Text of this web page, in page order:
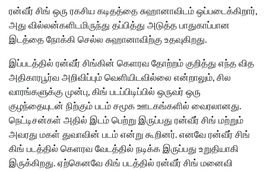
ரன்வீர் சிங் ஒரு ரகசிய கடிதத்தை சுஹானாவிடம் ஒப்படைக்கிறார்,
அது வில்லன்களிடமிருந்து தப்பித்து அடுத்த பாதுகாப்பான
இடத்தை நோக்கி செல்ல சுஹானாவிற்கு உதவுகிறது.
இப்படத்தில் ரன்வீர் சிங்கின் கெளரவ தோற்றம் குறித்து எந்த வித
அதிகாரபூர்வ அறிவிப்பும் வெளியிடவில்லை என்றாலும், சில
வாரங்களுக்கு முன்பு, கிங் படப்பிடிப்பில் ஒருவர் ஒரு
குழந்தையுடன் நிற்கும் படம் சமூக ஊடகங்களில் வைரலானது.
நெட்டிசன்கள் அதில் இடம் பெற்று இருப்பது ரன்வீர் சிங் மற்றும்
அவரது மகள் துவாவின் படம் என்று கூறினர். எனவே ரன்வீர் சிங்
கிங் படத்தில் கெளரவ வேடத்தில் நடிக்க இருப்பது உறுதியாகி
இருக்கிறது. ஏற்கெனவே கிங் படத்தில் ரன்வீர் சிங் மனைவி